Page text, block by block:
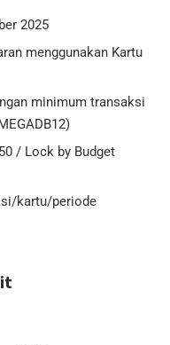
2025
menggunakan Kartu
minimum transaksi
/ Lock by Budget
kartu/periode